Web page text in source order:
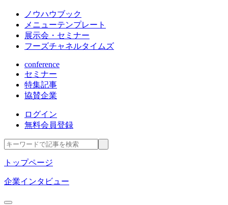
ノウハウブック
メニューテンプレート
展示会・セミナー
フーズチャネルタイムズ
conference
セミナー
特集記事
協賛企業
ログイン
無料会員登録
トップページ
企業インタビュー